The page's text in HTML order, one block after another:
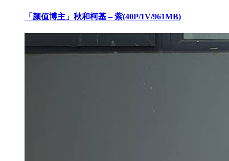
「颜值博主」秋和柯基 – 紫(40P/1V/961MB)